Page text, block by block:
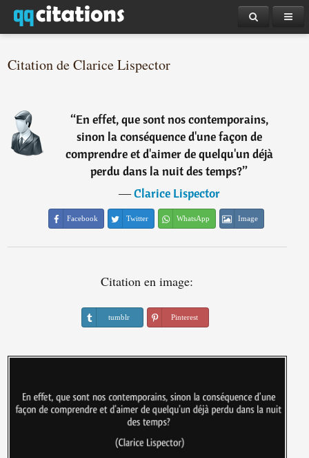
Citation de Clarice Lispector
“En effet, que sont nos contemporains,
sinon la conséquence d'une façon de
comprendre et d'aimer de quelqu'un déjà
perdu dans la nuit des temps?”
―Clarice Lispector
Facebook Twitter WhatsApp Image
Citation en image:
tumblr Pinterest